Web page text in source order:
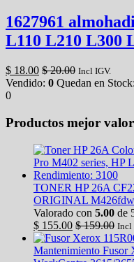
1627961
L110 L210 L300
$ 18.00 $20.00 Incl IGV.
Vendido: 0 Quedan en Stock:
0
Productos mejor
TONER HP 26A
ORIGINAL M426fdw
Valorado con 5.00 de
$ 155.00 $159.00 Incl
Mantenimiento Fusor